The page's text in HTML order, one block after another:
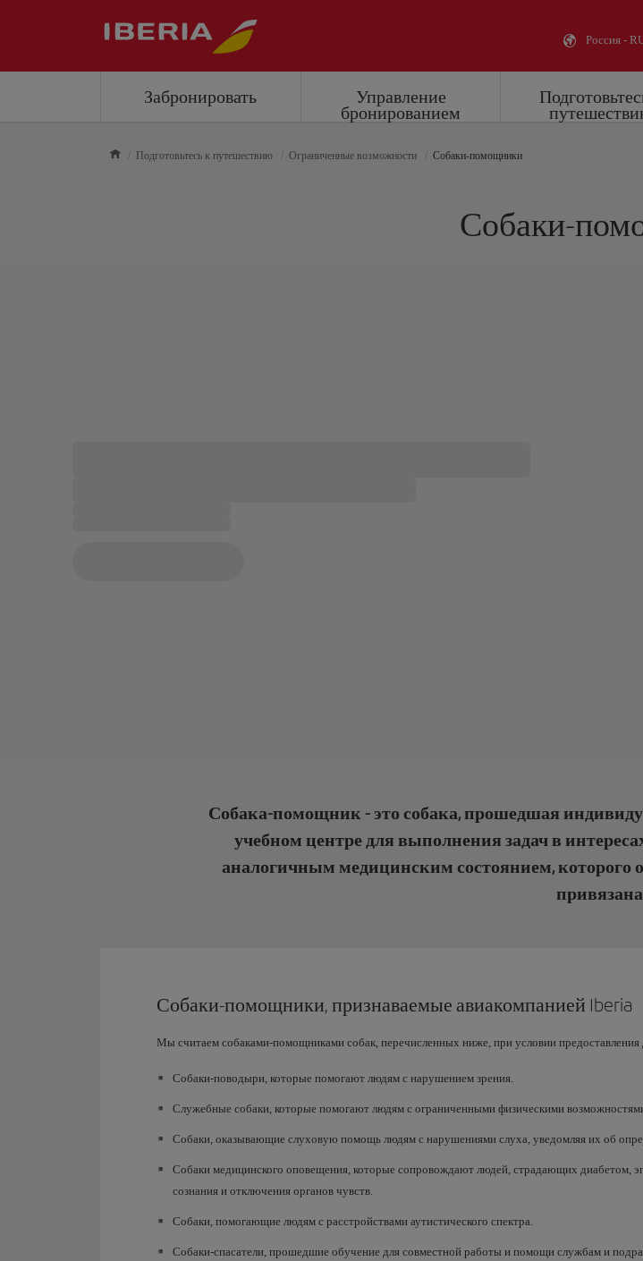
Россия -
Забронировать Управление
бронированием
Подготовьтесь к путешествию Ограниченные возможности Собаки-помощники
Собаки-
Собака-помощник - это собака, прошедшая
учебном центре для выполнения задач в
аналогичным медицинским состоянием, которого
Собаки-помощники, признаваемые авиакомпанией Iberia
Мы считаем собаками-помощниками собак, перечисленных ниже, при условии
Собаки-поводыри, которые помогают людям с нарушением зрения.
Служебные собаки, которые помогают людям с ограниченными физическими
Собаки, оказывающие слуховую помощь людям с нарушениями слуха, уведомляя их об
Собаки медицинского оповещения, которые сопровождают людей, страдающих диабетом,
сознания и отключения органов чувств.
Собаки, помогающие людям с расстройствами аутистического спектра.
Собаки-спасатели, прошедшие обучение для совместной работы и помощи службам и